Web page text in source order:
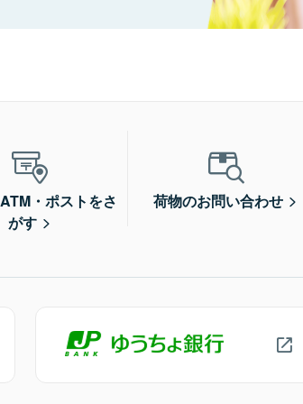
・ポストをさ
がす
荷物のお問い合わせ